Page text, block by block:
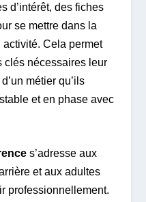
d’intérêt, des fiches
se mettre dans la
activité. Cela permet
clés nécessaires leur
métier qu’ils
et en phase avec
s’adresse aux
et aux adultes
professionnellement.